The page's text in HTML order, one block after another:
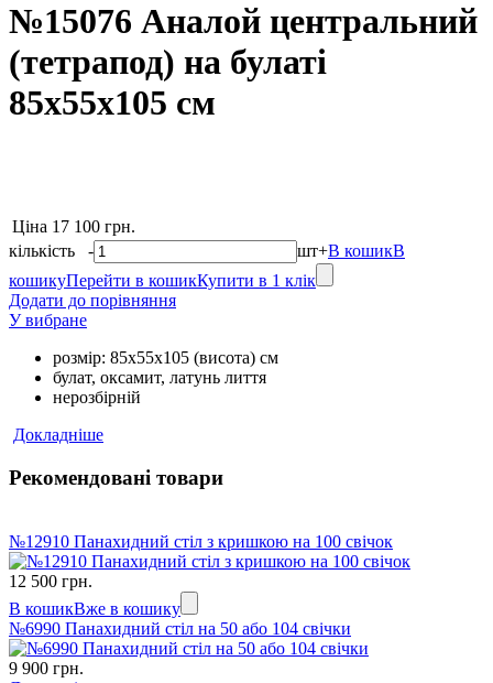
№15076 Аналой центральний
(тетрапод) на булаті
85х55х105 см
Ціна 17 100 грн.
кількість - шт+В кошикВ
кошикуПерейти в кошикКупити в 1 клік
Додати до порівняння
У вибране
розмір: 85х55х105 (висота) см
булат, оксамит, латунь лиття
нерозбірній
Докладніше
Рекомендовані товари
№12910 Панахидний стіл з кришкою на 100 свічок
12 500 грн.
В кошикВже в кошику
№6990 Панахидний стіл на 50 або 104 свічки
9 900 грн.